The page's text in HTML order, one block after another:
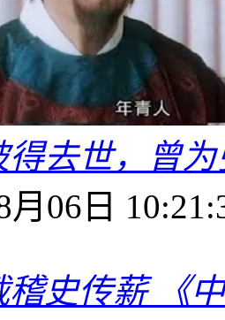
得去世，曾
月06日
稽史传薪 《